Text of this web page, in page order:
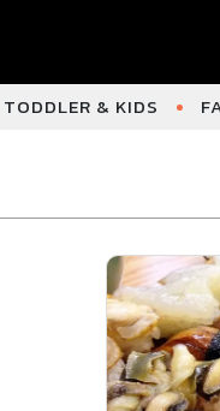
TODDLER & KIDS